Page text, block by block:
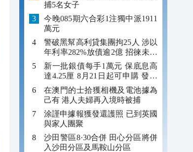
捕5名女子
今晚085期六合彩1注獨中派1911
萬元
警破黑幫高利貸集團拘25人 涉以
年利率282%放債逾2億 招徠未成
年追數
新一批銀債每手1萬元 保底息高
達4.25厘 8月21日起可申購 發行
金額最多550億
在澳門的士拾獲相機及電池據為
己有 港人夫婦再入境時被捕
涂謹申據報獲發還護照 已到英國
與家人團聚
沙田警區8·30合併 田心分區將併
入沙田分區及馬鞍山分區